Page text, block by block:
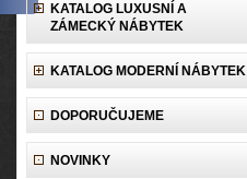
KATALOG LUXUSNÍ A
ZÁMECKÝ NÁBYTEK
KATALOG MODERNÍ NÁBYTEK
DOPORUČUJEME
NOVINKY